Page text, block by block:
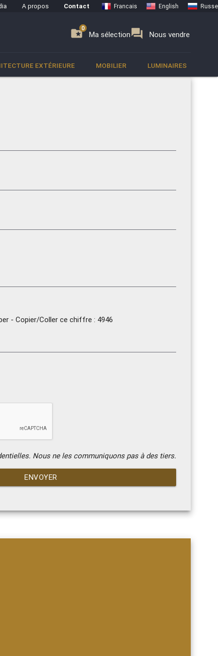
A propos Contact Francais English Russe
folder_special Ma sélection
0 forum Nous vendre
0
EXTÉRIEURE MOBILIER LUMINAIRES
- Copier/Coller ce chiffre : 4946
Nous ne les communiquons pas à des tiers.
ENVOYER